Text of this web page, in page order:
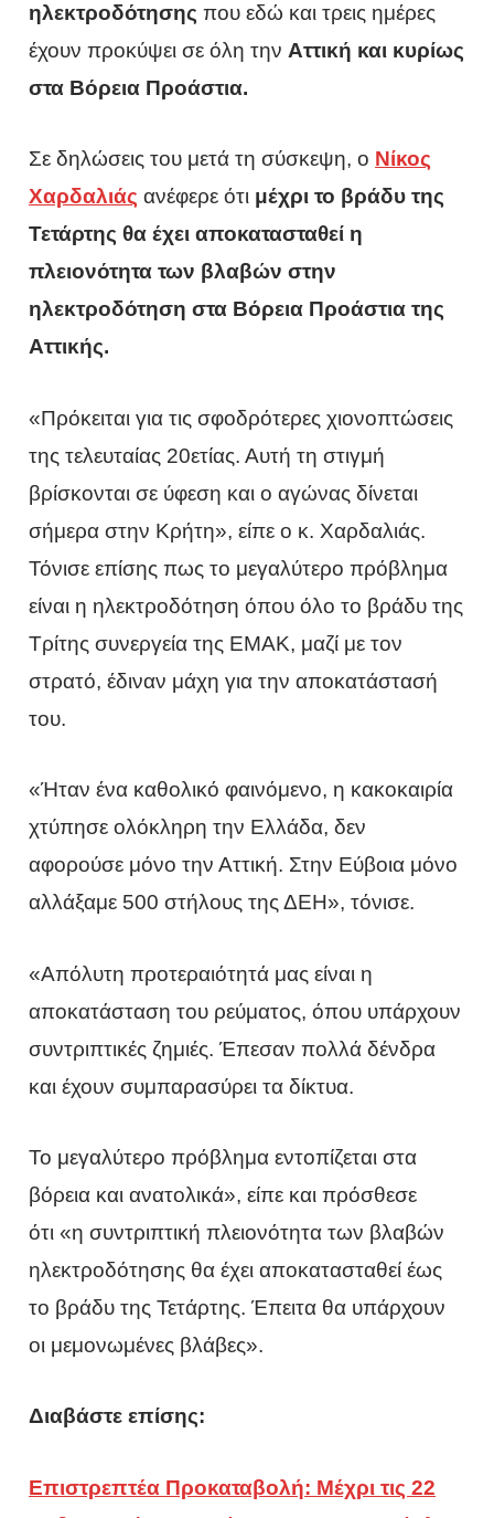
ηλεκτροδότησης που εδώ και τρεις ημέρες
έχουν προκύψει σε όλη την Αττική και κυρίως
στα Βόρεια Προάστια.
Σε δηλώσεις του μετά τη σύσκεψη, ο Νίκος
Χαρδαλιάς ανέφερε ότι μέχρι το βράδυ της
Τετάρτης θα έχει αποκατασταθεί η
πλειονότητα των βλαβών στην
ηλεκτροδότηση στα Βόρεια Προάστια της
Αττικής.
«Πρόκειται για τις σφοδρότερες χιονοπτώσεις
της τελευταίας 20ετίας. Αυτή τη στιγμή
βρίσκονται σε ύφεση και ο αγώνας δίνεται
σήμερα στην Κρήτη», είπε ο κ. Χαρδαλιάς.
Τόνισε επίσης πως το μεγαλύτερο πρόβλημα
είναι η ηλεκτροδότηση όπου όλο το βράδυ της
Τρίτης συνεργεία της ΕΜΑΚ, μαζί με τον
στρατό, έδιναν μάχη για την αποκατάστασή
του.
«Ήταν ένα καθολικό φαινόμενο, η κακοκαιρία
χτύπησε ολόκληρη την Ελλάδα, δεν
αφορούσε μόνο την Αττική. Στην Εύβοια μόνο
αλλάξαμε 500 στήλους της ΔΕΗ», τόνισε.
«Απόλυτη προτεραιότητά μας είναι η
αποκατάσταση του ρεύματος, όπου υπάρχουν
συντριπτικές ζημιές. Έπεσαν πολλά δένδρα
και έχουν συμπαρασύρει τα δίκτυα.
Το μεγαλύτερο πρόβλημα εντοπίζεται στα
βόρεια και ανατολικά», είπε και πρόσθεσε
ότι «η συντριπτική πλειονότητα των βλαβών
ηλεκτροδότησης θα έχει αποκατασταθεί έως
το βράδυ της Τετάρτης. Έπειτα θα υπάρχουν
οι μεμονωμένες βλάβες».
Διαβάστε επίσης:
Επιστρεπτέα Προκαταβολή: Μέχρι τις 22